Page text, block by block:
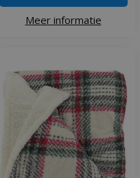
Meer informatie